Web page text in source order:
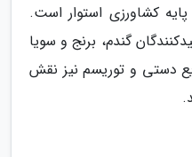
پایه کشاورزی استوار است.
گندم، برنج و سویا
دستی و توریسم نیز نقش